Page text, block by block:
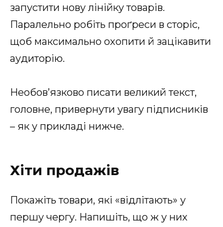
запустити нову лінійку товарів.
Паралельно робіть проґреси в сторіс,
щоб максимально охопити й зацікавити
аудиторію.
Необов’язково писати великий текст,
головне, привернути увагу підписників
– як у прикладі нижче.
Хіти продажів
Покажіть товари, які «відлітають» у
першу чергу. Напишіть, що ж у них